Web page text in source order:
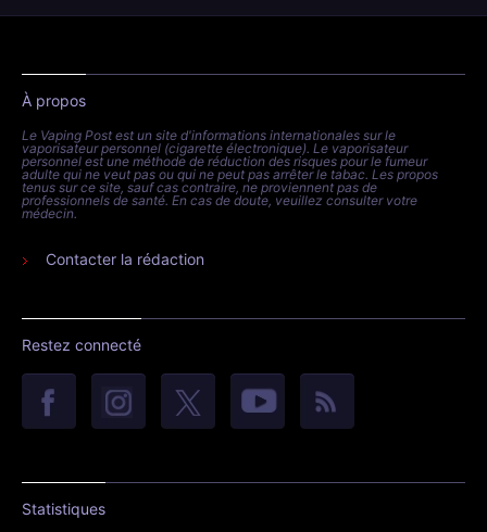
À propos
Le Vaping Post est un site d'informations internationales sur le
vaporisateur personnel (cigarette électronique). Le vaporisateur
personnel est une méthode de réduction des risques pour le fumeur
adulte qui ne veut pas ou qui ne peut pas arrêter le tabac. Les propos
tenus sur ce site, sauf cas contraire, ne proviennent pas de
professionnels de santé. En cas de doute, veuillez consulter votre
médecin.
Contacter la rédaction
Restez connecté
Statistiques